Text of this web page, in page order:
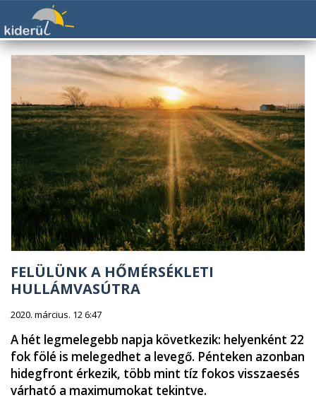
FELÜLÜNK A HŐMÉRSÉKLETI
HULLÁMVASÚTRA
2020. március. 12 6:47
A hét legmelegebb napja következik: helyenként 22
fok fölé is melegedhet a levegő. Pénteken azonban
hidegfront érkezik, több mint tíz fokos visszaesés
várható a maximumokat tekintve.